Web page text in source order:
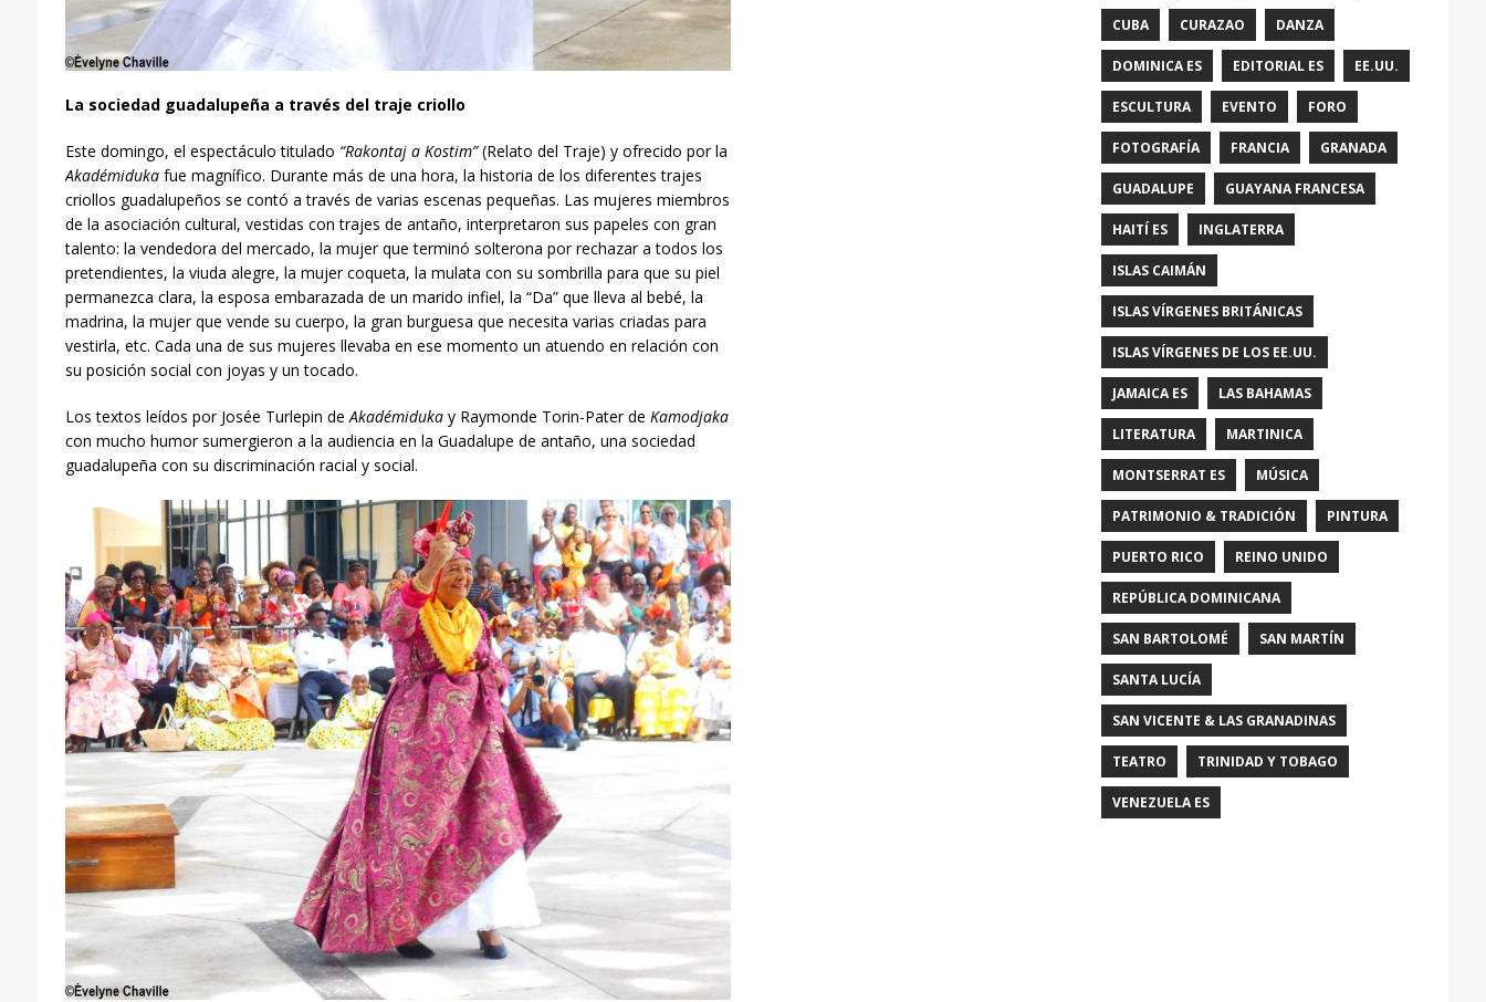
La sociedad guadalupeña a través del traje criollo
Este domingo, el espectáculo titulado “Rakontaj a Kostim”(Relato del Traje) y ofrecido por la
Akadémidukafue magnífico. Durante más de una hora, la historia de los diferentes trajes
criollos guadalupeños se contó a través de varias escenas pequeñas. Las mujeres miembros
de la asociación cultural, vestidas con trajes de antaño, interpretaron sus papeles con gran
talento: la vendedora del mercado, la mujer que terminó solterona por rechazar a todos los
pretendientes, la viuda alegre, la mujer coqueta, la mulata con su sombrilla para que su piel
permanezca clara, la esposa embarazada de un marido infiel, la “Da” que lleva al bebé, la
madrina, la mujer que vende su cuerpo, la gran burguesa que necesita varias criadas para
vestirla, etc. Cada una de sus mujeres llevaba en ese momento un atuendo en relación con
su posición social con joyas y un tocado.
Los textos leídos por Josée Turlepin deAkadémidukay Raymonde Torin-Pater de Kamodjaka
con mucho humor sumergieron a la audiencia en la Guadalupe de antaño, una sociedad
guadalupeña con su discriminación racial y social.
CUBA CURAZAO DANZA
DOMINICA ES EDITORIAL ES EE.UU.
ESCULTURA EVENTO FORO
FOTOGRAFÍA FRANCIA GRANADA
GUADALUPE GUAYANA FRANCESA
HAITÍ ES INGLATERRA
ISLAS CAIMÁN
ISLAS VÍRGENES BRITÁNICAS
ISLAS VÍRGENES DE LOS EE.UU.
JAMAICA ES LAS BAHAMAS
LITERATURA MARTINICA
MONTSERRAT ES MÚSICA
PATRIMONIO & TRADICIÓN PINTURA
PUERTO RICO REINO UNIDO
REPÚBLICA DOMINICANA
SAN BARTOLOMÉ SAN MARTÍN
SANTA LUCÍA
SAN VICENTE & LAS GRANADINAS
TEATRO TRINIDAD Y TOBAGO
VENEZUELA ES